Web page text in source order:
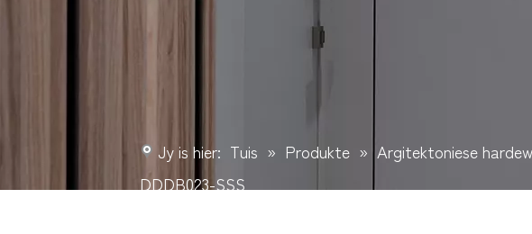
Jy is hier: Tuis » Produkte » Argitektoniese
DDDB023-SSS